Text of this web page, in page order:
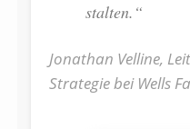
stal­ten.“
Jonathan Velline,
Strategie bei Wells